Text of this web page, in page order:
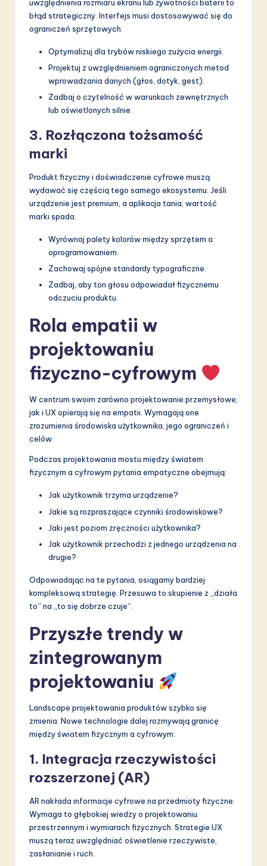
uwzględnienia rozmiaru ekranu lub żywotności baterii to
błąd strategiczny. Interfejs musi dostosowywać się do
ograniczeń sprzętowych.
Optymalizuj dla trybów niskiego zużycia energii.
Projektuj z uwzględnieniem ograniczonych metod
wprowadzania danych (głos, dotyk, gest).
Zadbaj o czytelność w warunkach zewnętrznych
lub oświetlonych silnie.
3. Rozłączona tożsamość
marki
Produkt fizyczny i doświadczenie cyfrowe muszą
wydawać się częścią tego samego ekosystemu. Jeśli
urządzenie jest premium, a aplikacja tania, wartość
marki spada.
Wyrównaj palety kolorów między sprzętem a
oprogramowaniem.
Zachowaj spójne standardy typograficzne.
Zadbaj, aby ton głosu odpowiadał fizycznemu
odczuciu produktu.
Rola empatii w
projektowaniu
fizyczno-cyfrowym
W centrum swoim zarówno projektowanie przemysłowe,
jak i UX opierają się na empatii. Wymagają one
zrozumienia środowiska użytkownika, jego ograniczeń i
celów.
Podczas projektowania mostu między światem
fizycznym a cyfrowym pytania empatyczne obejmują:
Jak użytkownik trzyma urządzenie?
Jakie są rozpraszające czynniki środowiskowe?
Jaki jest poziom zręczności użytkownika?
Jak użytkownik przechodzi z jednego urządzenia na
drugie?
Odpowiadając na te pytania, osiągamy bardziej
kompleksową strategię. Przesuwa to skupienie z „działa
to” na „to się dobrze czuje”.
Przyszłe trendy w
zintegrowanym
projektowaniu
Landscape projektowania produktów szybko się
zmienia. Nowe technologie dalej rozmywają granicę
między światem fizycznym a cyfrowym.
1. Integracja rzeczywistości
rozszerzonej (AR)
AR nakłada informacje cyfrowe na przedmioty fizyczne.
Wymaga to głębokiej wiedzy o projektowaniu
przestrzennym i wymiarach fizycznych. Strategie UX
muszą teraz uwzględniać oświetlenie rzeczywiste,
zasłanianie i ruch.